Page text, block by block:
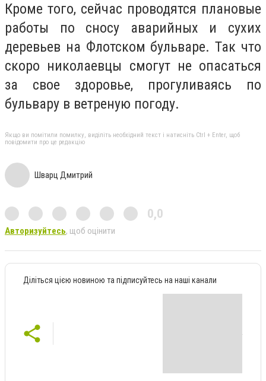
Кроме того, сейчас проводятся плановые
работы по сносу аварийных и сухих
деревьев на Флотском бульваре. Так что
скоро николаевцы смогут не опасаться
за свое здоровье, прогуливаясь по
бульвару в ветреную погоду.
Якщо ви помітили помилку, виділіть необхідний текст і натисніть Ctrl + Enter, щоб
повідомити про це редакцію
Шварц Дмитрий
0,0
Авторизуйтесь, щоб оцінити
Діліться цією новиною та підписуйтесь на наші канали